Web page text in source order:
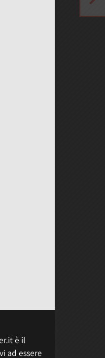
è il
ad essere